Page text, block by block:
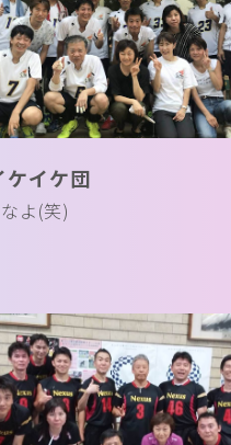
ケイケ団
よ(笑)